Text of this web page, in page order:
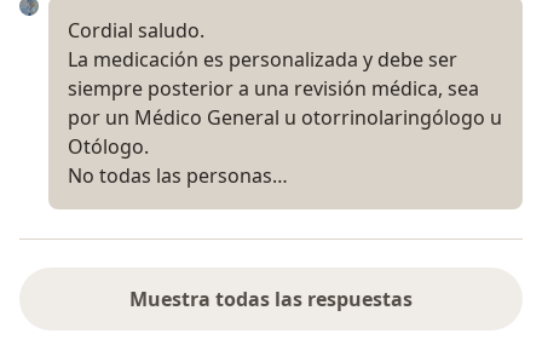
Cordial saludo.
La medicación es personalizada y debe ser
siempre posterior a una revisión médica, sea
por un Médico General u otorrinolaringólogo u
Otólogo.
No todas las personas…
Muestra todas las respuestas